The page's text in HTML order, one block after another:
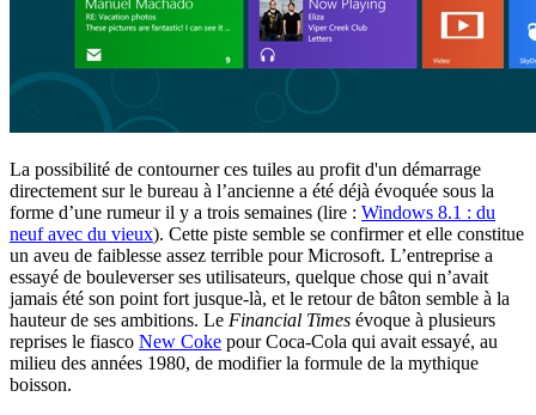
La possibilité de contourner ces tuiles au profit d'un démarrage
directement sur le bureau à l’ancienne a été déjà évoquée sous la
forme d’une rumeur il y a trois semaines (lire : Windows 8.1 : du
neuf avec du vieux). Cette piste semble se confirmer et elle constitue
un aveu de faiblesse assez terrible pour Microsoft. L’entreprise a
essayé de bouleverser ses utilisateurs, quelque chose qui n’avait
jamais été son point fort jusque-là, et le retour de bâton semble à la
hauteur de ses ambitions. Le Financial Times évoque à plusieurs
reprises le fiasco New Coke pour Coca-Cola qui avait essayé, au
milieu des années 1980, de modifier la formule de la mythique
boisson.